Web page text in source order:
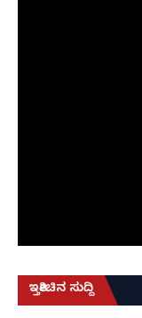
ಇತ್ತೀಚಿನ ಸುದ್ದಿ